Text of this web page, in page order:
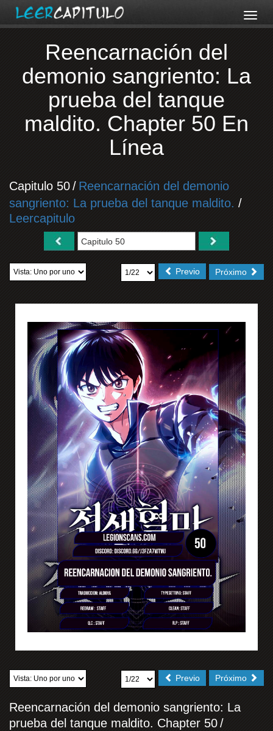
Reencarnación del
demonio sangriento: La
prueba del tanque
maldito. Chapter 50 En
Línea
Capitulo 50/ Reencarnación del demonio
sangriento: La prueba del tanque maldito. /
Leercapitulo
Próximo
Previo
Próximo
Previo
Reencarnación del demonio sangriento: La
prueba del tanque maldito. Chapter 50/